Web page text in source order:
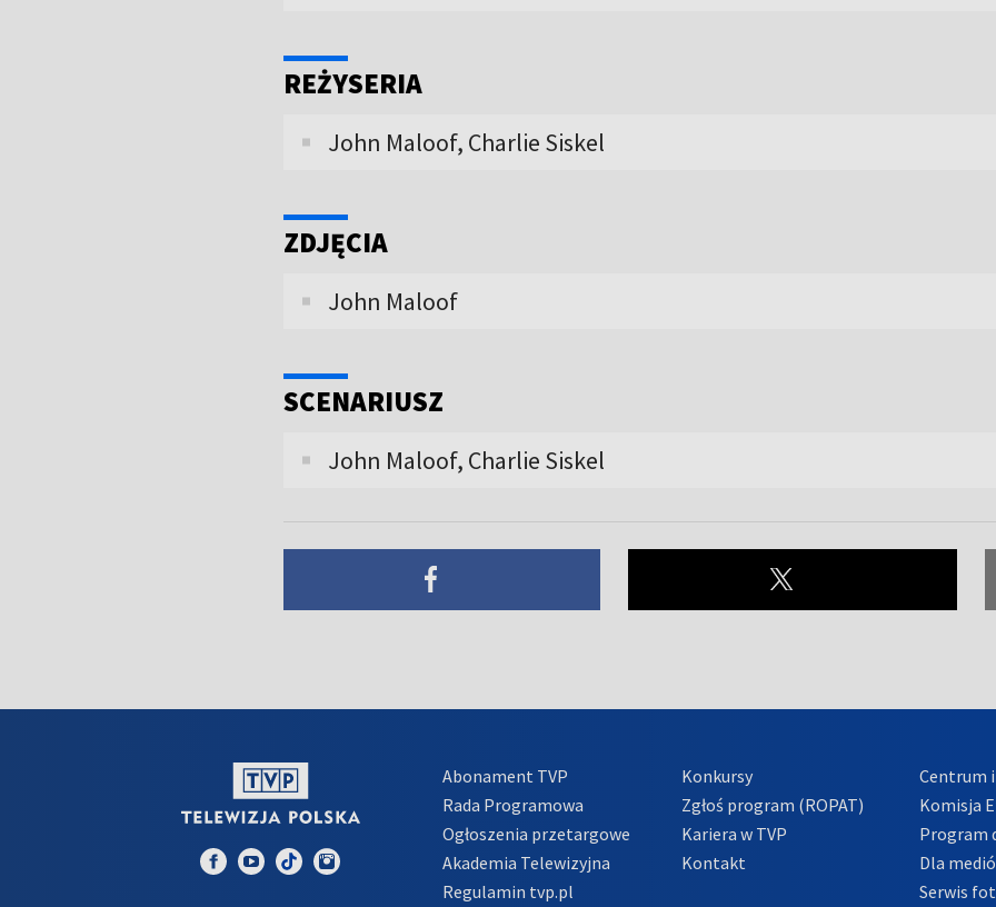
REŻYSERIA
John Maloof, Charlie Siskel
ZDJĘCIA
John Maloof
SCENARIUSZ
John Maloof, Charlie Siskel
Abonament TVP
Rada Programowa
Ogłoszenia przetargowe
Akademia Telewizyjna
Regulamin tvp.pl
Konkursy
Zgłoś program (ROPAT)
Kariera w TVP
Kontakt
Centrum
Komisja
Program
Dla
Serwis